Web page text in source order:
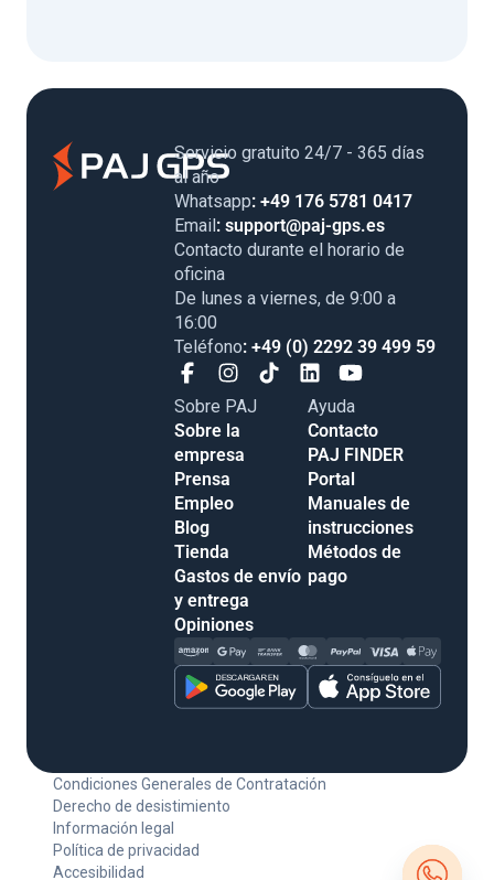
Servicio gratuito 24/7 - 365 días al
año
Whatsapp: +49 176 5781 0417
Email: support@paj-gps.es
Contacto durante el horario de
oficina
De lunes a viernes, de 9:00 a
16:00
Teléfono: +49 (0) 2292 39 499 59
Sobre PAJ
Sobre la empresa
Prensa
Empleo
Blog
Tienda
Gastos de envío y
entrega
Opiniones
Ayuda
Contacto
PAJ FINDER
Portal
Manuales de
instrucciones
Métodos de pago
Condiciones Generales de Contratación
Derecho de desistimiento
Información legal
Política de privacidad
Accesibilidad